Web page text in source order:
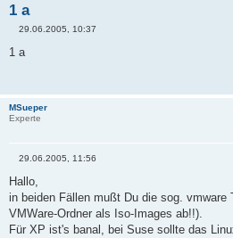
1 a
i
29.06.2005, 10:37
1 a
MSueper
Experte
e
i
r
a
g
29.06.2005, 11:56
Hallo,
in beiden Fällen mußt Du die sog. vmware
VMWare-Ordner als Iso-Images ab!!).
Für XP ist's banal, bei Suse sollte das